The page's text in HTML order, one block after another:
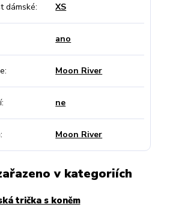
dámské XS
ano
Moon River
ne
Moon River
v kategoriích
trička s koněm